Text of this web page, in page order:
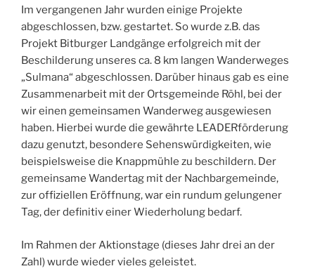
Im vergangenen Jahr wurden einige Projekte
abgeschlossen, bzw. gestartet. So wurde z.B. das
Projekt Bitburger Landgänge erfolgreich mit der
Beschilderung unseres ca. 8 km langen Wanderweges
„Sulmana“ abgeschlossen. Darüber hinaus gab es eine
Zusammenarbeit mit der Ortsgemeinde Röhl, bei der
wir einen gemeinsamen Wanderweg ausgewiesen
haben. Hierbei wurde die gewährte LEADERförderung
dazu genutzt, besondere Sehenswürdigkeiten, wie
beispielsweise die Knappmühle zu beschildern. Der
gemeinsame Wandertag mit der Nachbargemeinde,
zur offiziellen Eröffnung, war ein rundum gelungener
Tag, der definitiv einer Wiederholung bedarf.
Im Rahmen der Aktionstage (dieses Jahr drei an der
Zahl) wurde wieder vieles geleistet.